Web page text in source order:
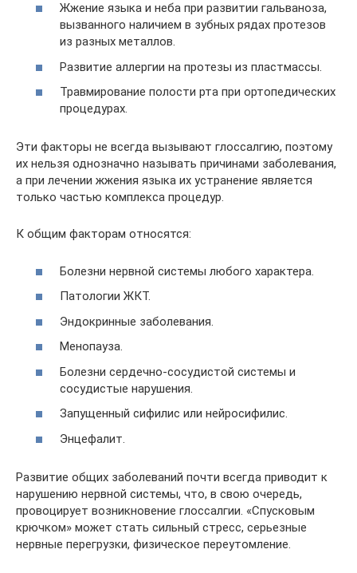
Жжение языка и неба при развитии гальваноза,
вызванного наличием в зубных рядах протезов
из разных металлов.
Развитие аллергии на протезы из пластмассы.
Травмирование полости рта при ортопедических
процедурах.
Эти факторы не всегда вызывают глоссалгию, поэтому
их нельзя однозначно называть причинами заболевания,
а при лечении жжения языка их устранение является
только частью комплекса процедур.
К общим факторам относятся:
Болезни нервной системы любого характера.
Патологии ЖКТ.
Эндокринные заболевания.
Менопауза.
Болезни сердечно-сосудистой системы и
сосудистые нарушения.
Запущенный сифилис или нейросифилис.
Энцефалит.
Развитие общих заболеваний почти всегда приводит к
нарушению нервной системы, что, в свою очередь,
провоцирует возникновение глоссалгии. «Спусковым
крючком» может стать сильный стресс, серьезные
нервные перегрузки, физическое переутомление.